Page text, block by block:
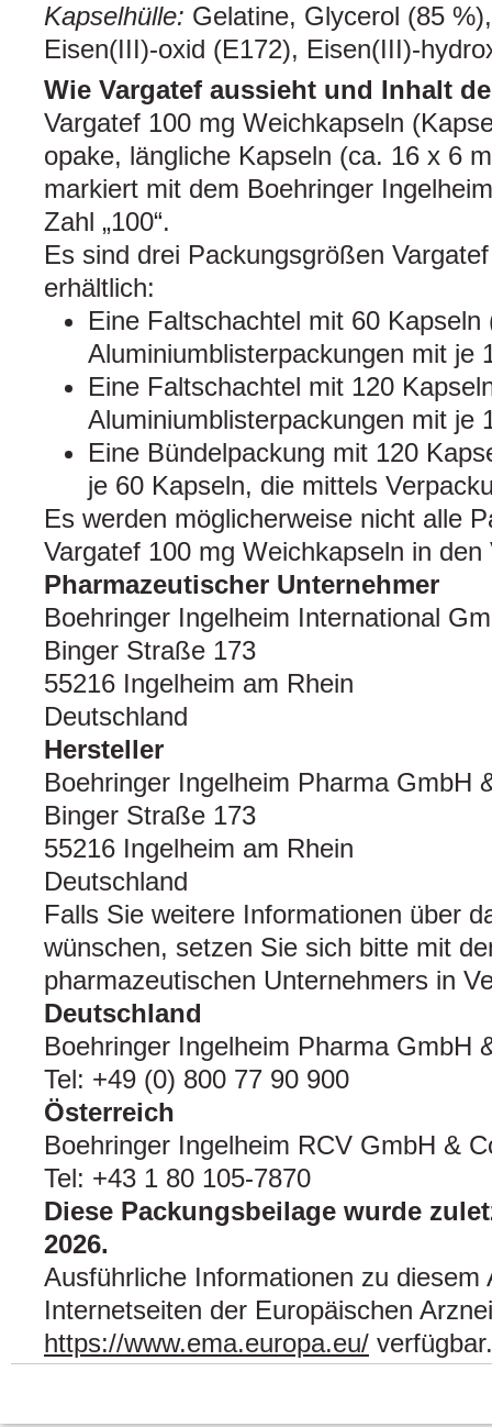
Kapselhülle: Gelatine, Glycerol (85
Eisen(III)‑oxid (E172),
Wie Vargatef aussieht und Inhalt
Vargatef 100 mg Weichkapseln
opake, längliche Kapseln (ca. 16 x 6
markiert mit dem Boehringer
Zahl „100“.
Es sind drei Packungsgrößen
erhältlich:
Eine Faltschachtel mit 60 Kapseln
Aluminiumblisterpackungen mit je
Eine Faltschachtel mit 120
Aluminiumblisterpackungen mit je
Eine Bündelpackung mit 120
je 60 Kapseln, die mittels
Es werden möglicherweise nicht alle
Vargatef 100 mg Weichkapseln in
Pharmazeutischer Unternehmer
Boehringer Ingelheim International
Binger Straße 173
55216 Ingelheim am Rhein
Deutschland
Hersteller
Boehringer Ingelheim Pharma GmbH
Binger Straße 173
55216 Ingelheim am Rhein
Deutschland
Falls Sie weitere Informationen über
wünschen, setzen Sie sich bitte mit
pharmazeutischen Unternehmers in
Deutschland
Boehringer Ingelheim Pharma GmbH
Tel: +49 (0) 800 77 90 900
Österreich
Boehringer Ingelheim RCV GmbH &
Tel: +43 1 80 105‑7870
Diese Packungsbeilage wurde
2026.
Ausführliche Informationen zu diesem
Internetseiten der Europäischen
https://www.ema.europa.eu/ verfügbar.